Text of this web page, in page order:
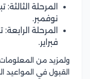
نوفمبر.
فبراير.
ولمزيد من
القبول في المواعيد